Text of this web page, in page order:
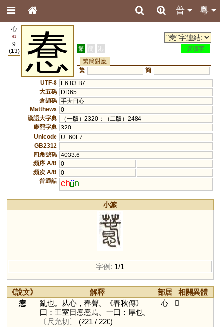
粵
普
心
61
9
(13)
惷 繁 簡 港
異讀字
繁簡對應
繁
簡
UTF-8
E6 83 B7
大五碼
DD65
倉頡碼 手大日心
Matthews
0
漢語大字典
（一版）2320；（二版）2484
康熙字典 320
Unicode
U+60F7
GB2312
四角號碼 4033.6
頻序 A/B
0
--
頻次 A/B
0
--
普通話 ch n
小篆
字例: 1/1
《說文》 解釋 部居
相關異體
惷
亂也。从心，春聲。《春秋傳》
曰：王室日惷惷焉。一曰：厚也。
〔尺允切〕
(221 / 220)
心 𢡳